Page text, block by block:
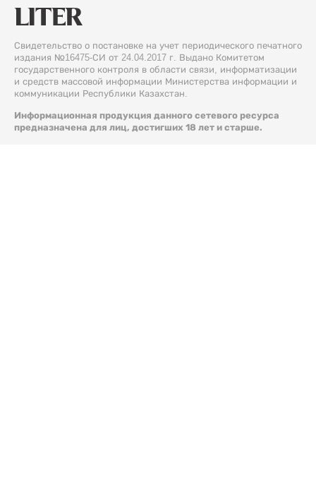
Свидетельство о постановке на учет периодического печатного
издания №16475-СИ от 24.04.2017 г. Выдано Комитетом
государственного контроля в области связи, информатизации
и средств массовой информации Министерства информации и
коммуникации Республики Казахстан.
Информационная продукция данного сетевого ресурса
предназначена для лиц, достигших 18 лет и старше.